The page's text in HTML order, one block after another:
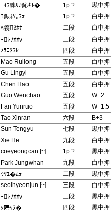
ｰｲﾌ睥ﾘｶ鈊ｷﾄ� 1p ?
黒中
ﾓ鋠ﾈｿ｡ﾌｫ 1p ?
白中
ﾍ簔ﾇﾎﾅ 二段
白中
ﾖﾚｿｵｵv 三段
白中
ﾒｦﾖﾇﾌﾚ 四段
白中
Mao Ruilong 五段
白中
Gu Lingyi 五段
白中
Chen Hao 五段
白中
Guo Wenchao 五段
W+2
Fan Yunruo 五段
W+1.5
Tao Xinran 六段
B+3
Sun Tengyu 七段
黒中
Xie He 九段
白中
coeyeongcan [~] 1p ?
黒中
Park Jungwhan 九段
白中
ｳﾂﾕ�ﾑｫ 二段
黒中
seolhyeonjun [~] 三段
白中
ﾖﾚｿｵｵv 三段
黒中
ﾀ﨩ｬﾇ� 四段
黒中